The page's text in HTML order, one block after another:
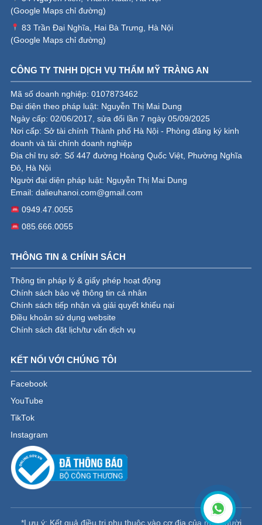
(Google Maps chỉ đường)
83 Trần Đại Nghĩa, Hai Bà Trưng, Hà Nội
(Google Maps chỉ đường)
CÔNG TY TNHH DỊCH VỤ THẨM MỸ TRÀNG AN
Mã số doanh nghiệp: 0107873462
Đại diện theo pháp luật: Nguyễn Thị Mai Dung
Ngày cấp: 02/06/2017, sửa đổi lần 7 ngày 05/09/2025
Nơi cấp: Sở tài chính Thành phố Hà Nội - Phòng đăng ký kinh
doanh và tài chính doanh nghiệp
Địa chỉ trụ sở: Số 447 đường Hoàng Quốc Việt, Phường Nghĩa
Đô, Hà Nội
Người đại diện pháp luật: Nguyễn Thị Mai Dung
Email: dalieuhanoi.com@gmail.com
0949.47.0055
085.666.0055
THÔNG TIN & CHÍNH SÁCH
Thông tin pháp lý & giấy phép hoạt động
Chính sách bảo vệ thông tin cá nhân
Chính sách tiếp nhận và giải quyết khiếu nại
Điều khoản sử dụng website
Chính sách đặt lịch/tư vấn dịch vụ
KẾT NỐI VỚI CHÚNG TÔI
Facebook
YouTube
TikTok
Instagram
*Lưu ý: Kết quả điều trị phụ thuộc vào cơ địa của mỗi người